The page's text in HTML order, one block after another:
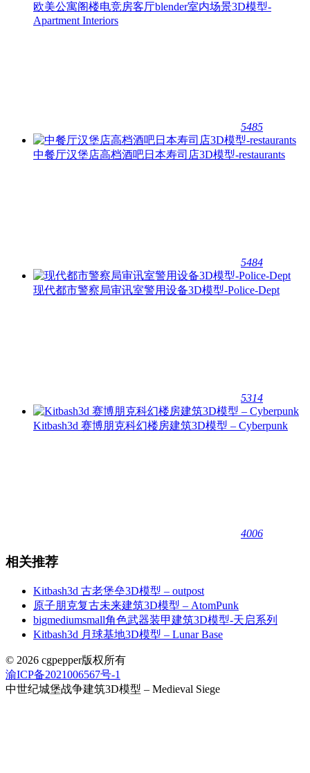
欧美公寓阁楼电竞房客厅blender室内场景3D模型-
Apartment Interiors
5485
中餐厅汉堡店高档酒吧日本寿司店3D模型-restaurants
5484
现代都市警察局审讯室警用设备3D模型-Police-Dept
5314
Kitbash3d 赛博朋克科幻楼房建筑3D模型 – Cyberpunk
4006
相关推荐
Kitbash3d 古老堡垒3D模型 – outpost
原子朋克复古未来建筑3D模型 – AtomPunk
bigmediumsmall角色武器装甲建筑3D模型-天启系列
Kitbash3d 月球基地3D模型 – Lunar Base
© 2026 cgpepper版权所有
渝ICP备2021006567号-1
中世纪城堡战争建筑3D模型 – Medieval Siege